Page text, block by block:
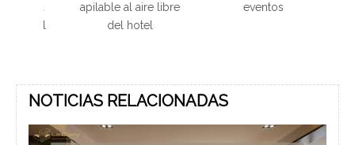
apilable al aire libre
del hotel
eventos
NOTICIAS RELACIONADAS